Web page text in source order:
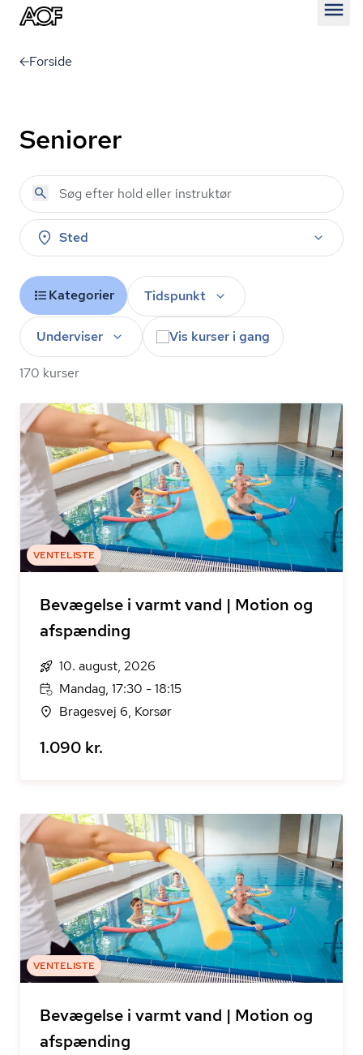
Forside
Seniorer
Sted
Kategorier Tidspunkt
Underviser Vis kurser i gang
170 kurser
VENTELISTE
Bevægelse i varmt vand | Motion og
afspænding
10. august, 2026
Mandag, 17:30 - 18:15
Bragesvej 6, Korsør
1.090 kr.
VENTELISTE
Bevægelse i varmt vand | Motion og
afspænding